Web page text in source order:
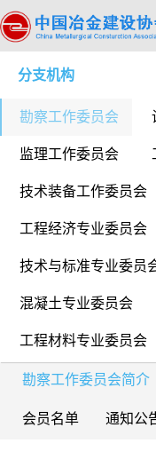
分支机构
勘察工作委员会
监理工作委员会
技术装备工作委员会
工程经济专业委员会
技术与标准专业委员
混凝土专业委员会
工程材料专业委员会
勘察工作委员会简介
会员名单 通知公